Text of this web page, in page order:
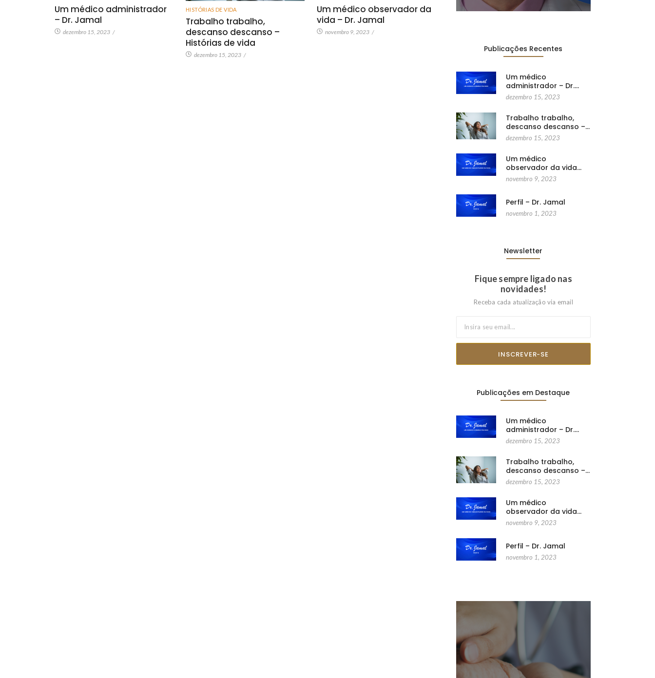
Um médico administrador
– Dr. Jamal
dezembro 15, 2023 /
HISTÓRIAS DE VIDA
Trabalho trabalho,
descanso descanso –
Histórias de vida
dezembro 15, 2023 /
Um médico observador da
vida – Dr. Jamal
novembro 9, 2023 /
Publicações Recentes
Um médico
administrador – Dr.…
dezembro 15, 2023
Trabalho trabalho,
descanso descanso –…
dezembro 15, 2023
Um médico
observador da vida…
novembro 9, 2023
Perfil – Dr. Jamal
novembro 1, 2023
Newsletter
Fique sempre ligado nas
novidades!
Receba cada atualização via email
INSCREVER-SE
Publicações em Destaque
Um médico
administrador – Dr.…
dezembro 15, 2023
Trabalho trabalho,
descanso descanso –…
dezembro 15, 2023
Um médico
observador da vida…
novembro 9, 2023
Perfil – Dr. Jamal
novembro 1, 2023